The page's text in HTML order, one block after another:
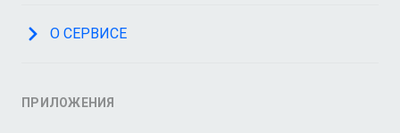
О СЕРВИСЕ
ПРИЛОЖЕНИЯ